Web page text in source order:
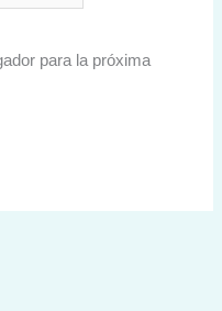
para la próxima